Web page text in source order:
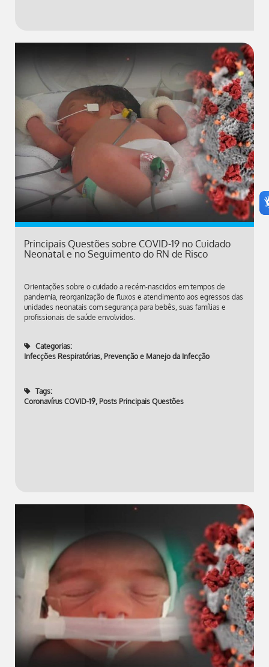
Principais Questões sobre COVID-19 no Cuidado
Neonatal e no Seguimento do RN de Risco
Orientações sobre o cuidado a recém-nascidos em tempos de
pandemia, reorganização de fluxos e atendimento aos egressos das
unidades neonatais com segurança para bebês, suas famílias e
profissionais de saúde envolvidos.
Categorias:
Infecções Respiratórias, Prevenção e Manejo da Infecção
Tags:
Coronavírus COVID-19, Posts Principais Questões